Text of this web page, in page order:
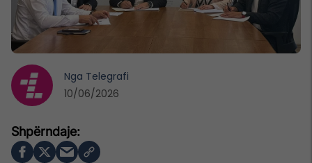
Nga Telegrafi
10/06/2026